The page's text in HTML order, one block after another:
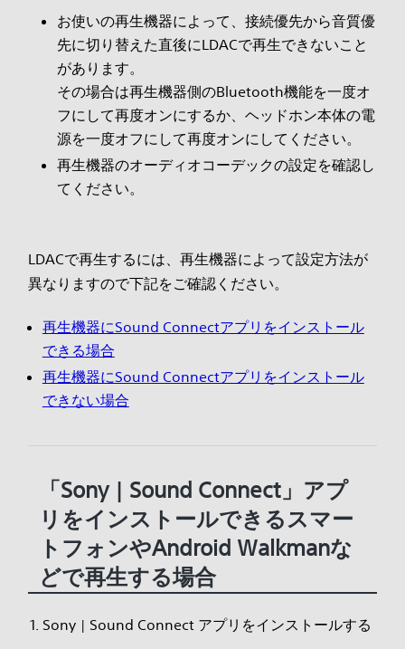
お使いの再生機器によって、接続優先から音質優
先に切り替えた直後にLDACで再生できないこと
があります。
その場合は再生機器側のBluetooth機能を一度オ
フにして再度オンにするか、ヘッドホン本体の電
源を一度オフにして再度オンにしてください。
再生機器のオーディオコーデックの設定を確認し
てください。
LDACで再生するには、再生機器によって設定方法が
異なりますので下記をご確認ください。
再生機器にSound Connectアプリをインストール
できる場合
再生機器にSound Connectアプリをインストール
できない場合
「Sony | Sound Connect」アプ
リをインストールできるスマー
トフォンやAndroid Walkmanな
どで再生する場合
Sony | Sound Connect アプリをインストールする